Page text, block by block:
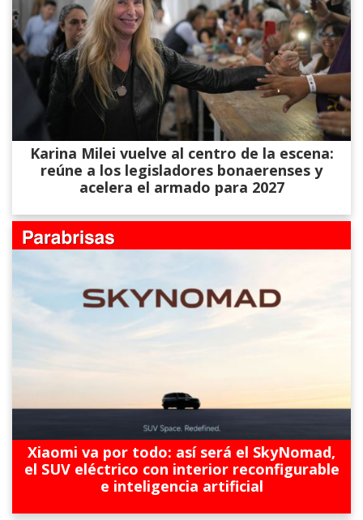
Karina Milei vuelve al centro de la escena:
reúne a los legisladores bonaerenses y
acelera el armado para 2027
Xiaomi va por todo: así será el SkyNomad,
el SUV eléctrico con interior reconfigurable
e inteligencia artificial